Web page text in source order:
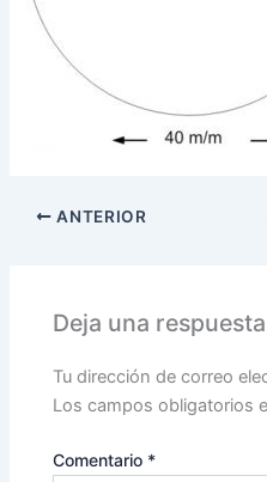
ANTERIOR
Deja una respuesta
Tu dirección de correo
Los campos obligatorios
Comentario *